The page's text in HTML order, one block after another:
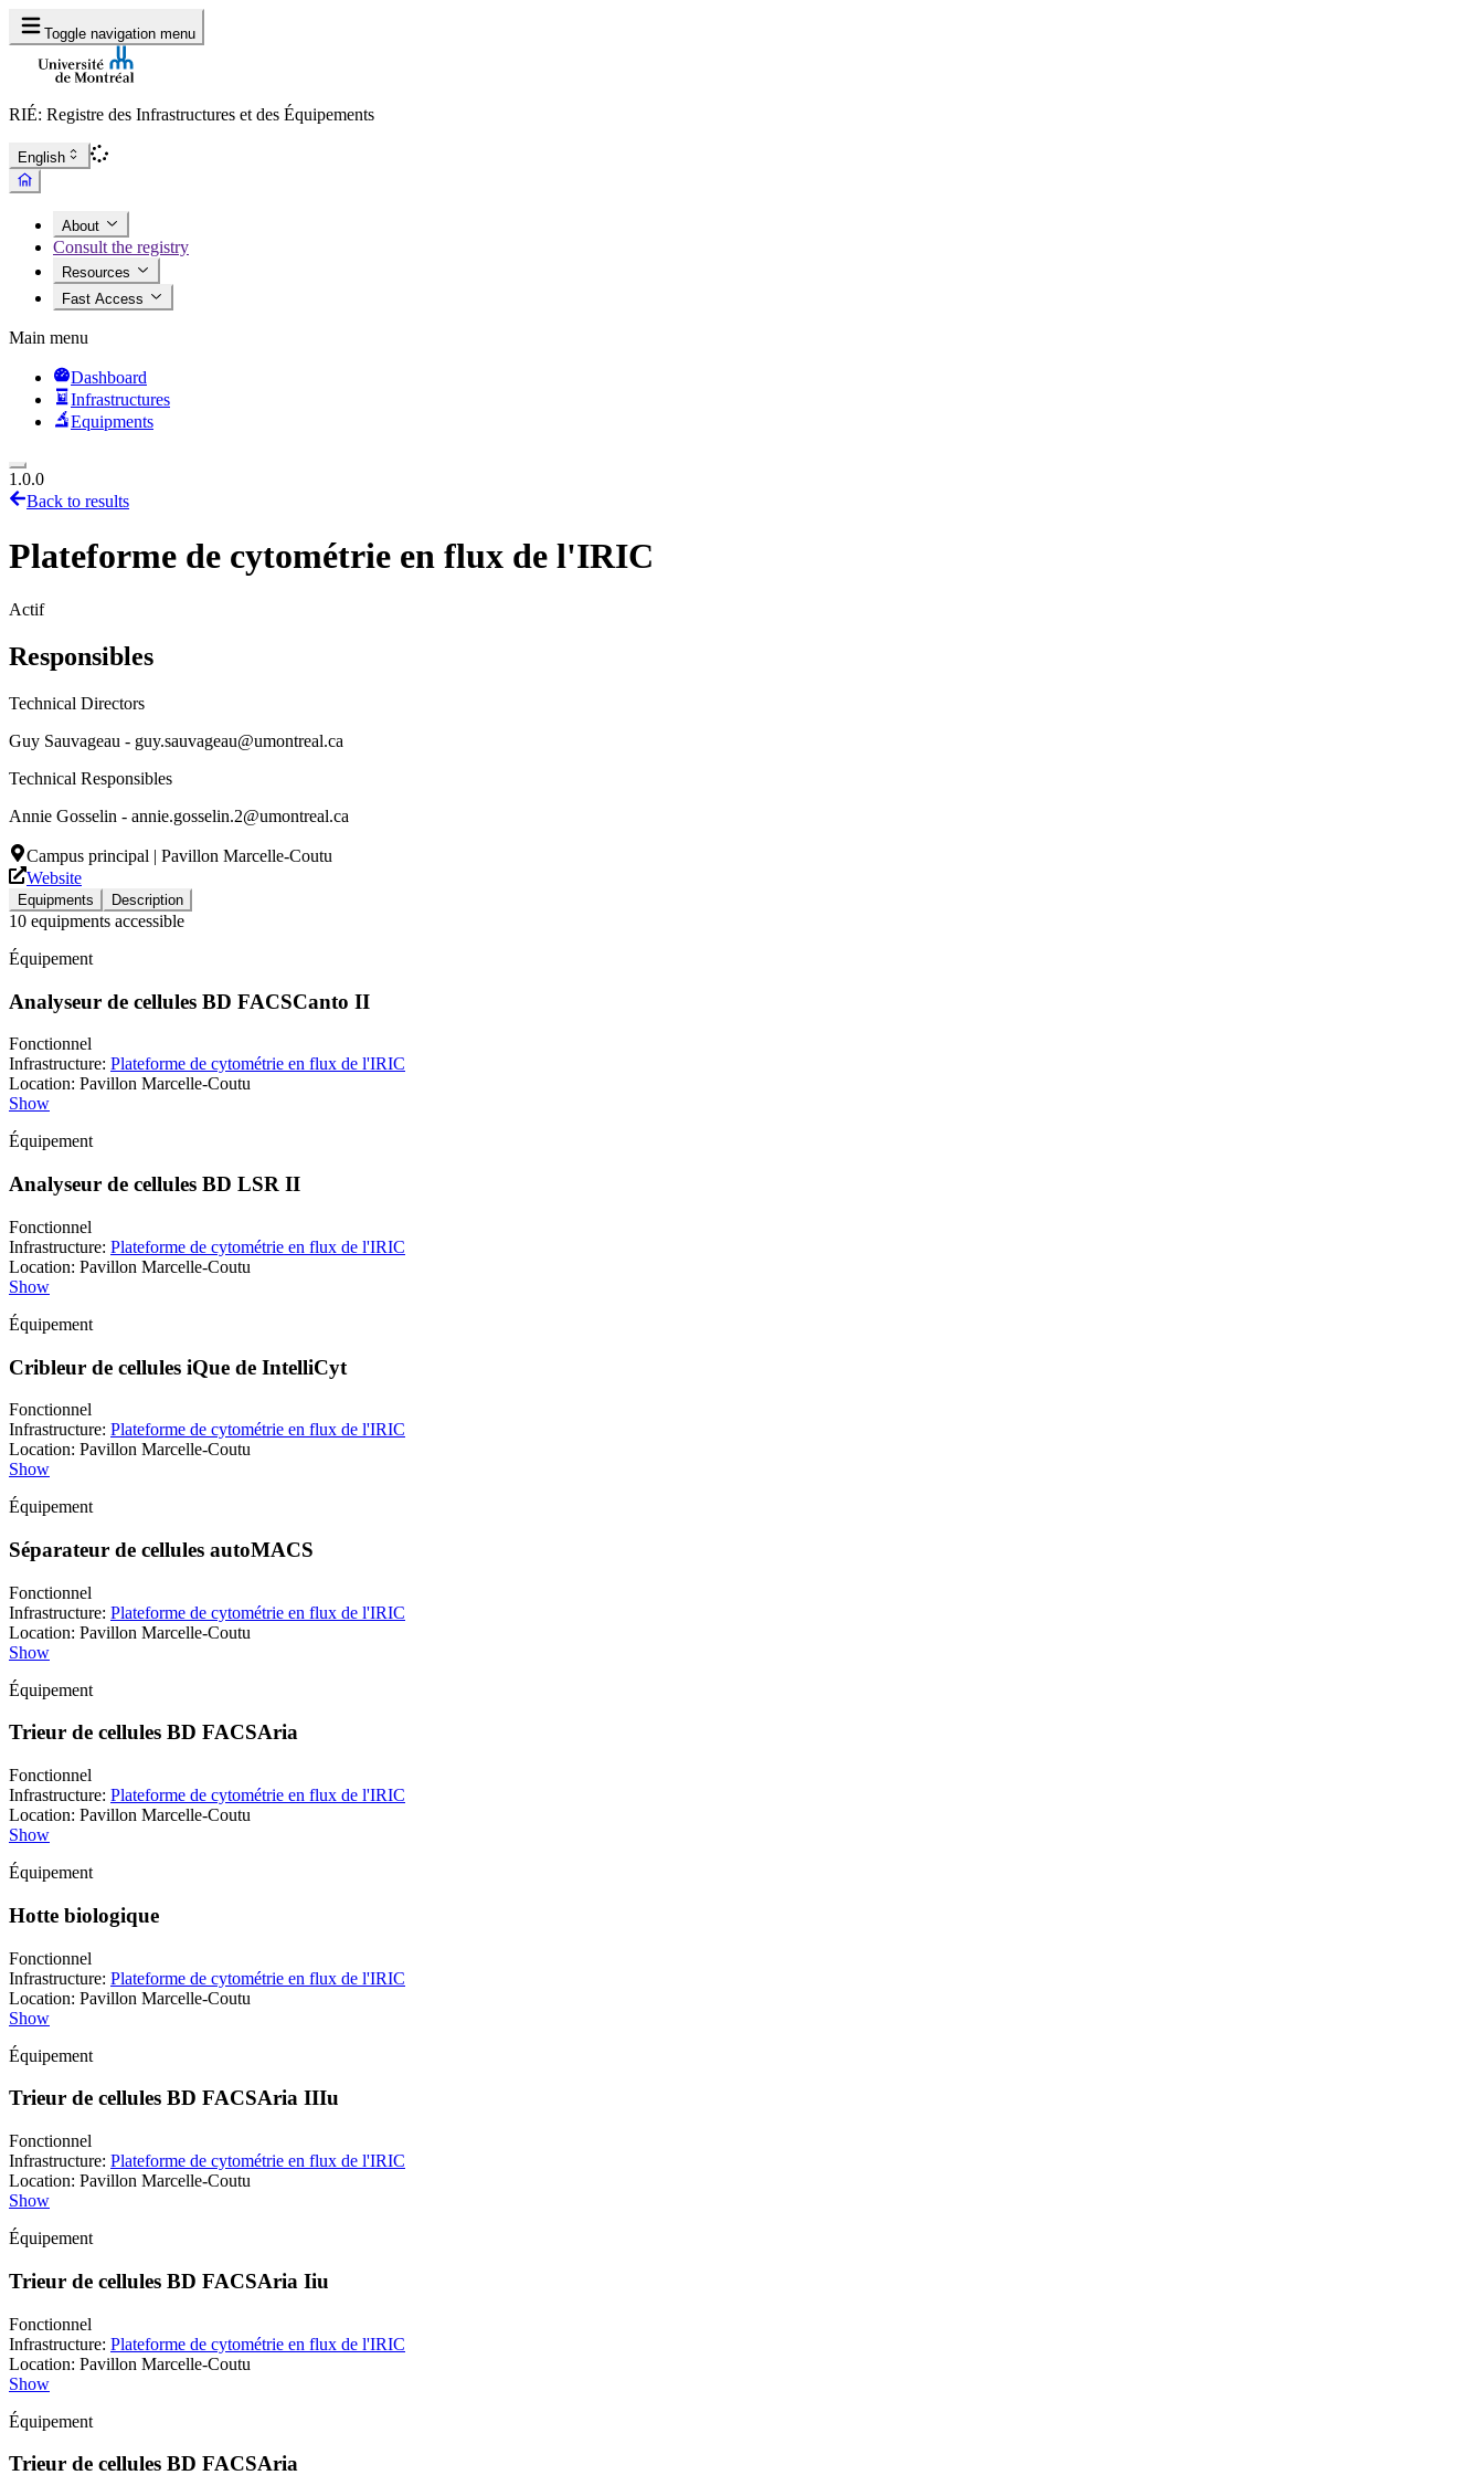
Toggle navigation menu
RIÉ: Registre des Infrastructures et des Équipements
English
About
Consult the registry
Resources
Fast Access
Main menu
Dashboard
Infrastructures
Equipments
1.0.0
Back to results
Plateforme de cytométrie en flux de l'IRIC
Actif
Responsibles
Technical Directors
Guy Sauvageau - guy.sauvageau@umontreal.ca
Technical Responsibles
Annie Gosselin - annie.gosselin.2@umontreal.ca
Campus principal | Pavillon Marcelle-Coutu
Website
Equipments Description
10 equipments accessible
Équipement
Analyseur de cellules BD FACSCanto II
Fonctionnel
Infrastructure: Plateforme de cytométrie en flux de l'IRIC
Location: Pavillon Marcelle-Coutu
Show
Équipement
Analyseur de cellules BD LSR II
Fonctionnel
Infrastructure: Plateforme de cytométrie en flux de l'IRIC
Location: Pavillon Marcelle-Coutu
Show
Équipement
Cribleur de cellules iQue de IntelliCyt
Fonctionnel
Infrastructure: Plateforme de cytométrie en flux de l'IRIC
Location: Pavillon Marcelle-Coutu
Show
Équipement
Séparateur de cellules autoMACS
Fonctionnel
Infrastructure: Plateforme de cytométrie en flux de l'IRIC
Location: Pavillon Marcelle-Coutu
Show
Équipement
Trieur de cellules BD FACSAria
Fonctionnel
Infrastructure: Plateforme de cytométrie en flux de l'IRIC
Location: Pavillon Marcelle-Coutu
Show
Équipement
Hotte biologique
Fonctionnel
Infrastructure: Plateforme de cytométrie en flux de l'IRIC
Location: Pavillon Marcelle-Coutu
Show
Équipement
Trieur de cellules BD FACSAria IIIu
Fonctionnel
Infrastructure: Plateforme de cytométrie en flux de l'IRIC
Location: Pavillon Marcelle-Coutu
Show
Équipement
Trieur de cellules BD FACSAria Iiu
Fonctionnel
Infrastructure: Plateforme de cytométrie en flux de l'IRIC
Location: Pavillon Marcelle-Coutu
Show
Équipement
Trieur de cellules BD FACSAria